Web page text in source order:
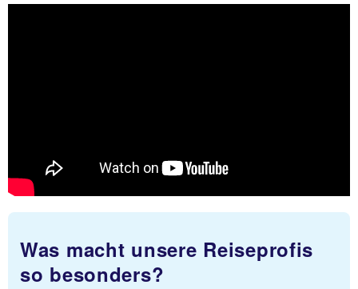
Was macht unsere Reiseprofis
so besonders?